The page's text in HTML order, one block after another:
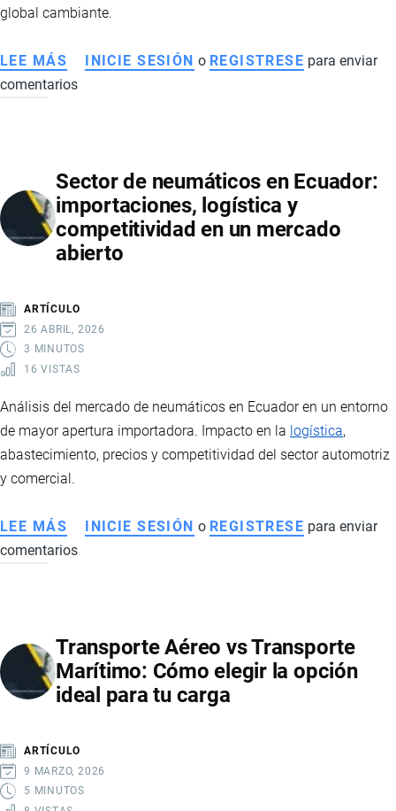
global cambiante.
LEE MÁS SOBRE
LOGÍSTICA
Y
EFICIENCIA
EN
EL
INICIE SESIÓN o REGISTRESE para enviar
comentarios
Sector de neumáticos en Ecuador:
importaciones, logística y
competitividad en un mercado
abierto
ARTÍCULO
26 ABRIL, 2026
3 MINUTOS
16 VISTAS
Análisis del mercado de neumáticos en Ecuador en un entorno
de mayor apertura importadora. Impacto en la logística,
abastecimiento, precios y competitividad del sector automotriz
y comercial.
LEE MÁS SOBRE
SECTOR
ECUADOR:
IMPORTACIONES,
LOGÍSTICA
EN
UN
INICIE SESIÓN o REGISTRESE para enviar
comentarios
Transporte Aéreo vs Transporte
Marítimo: Cómo elegir la opción
ideal para tu carga
ARTÍCULO
9 MARZO, 2026
5 MINUTOS